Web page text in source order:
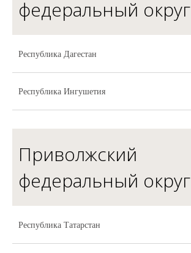
федеральный округ
Республика Дагестан
Республика Ингушетия
Приволжский
федеральный округ
Республика Татарстан